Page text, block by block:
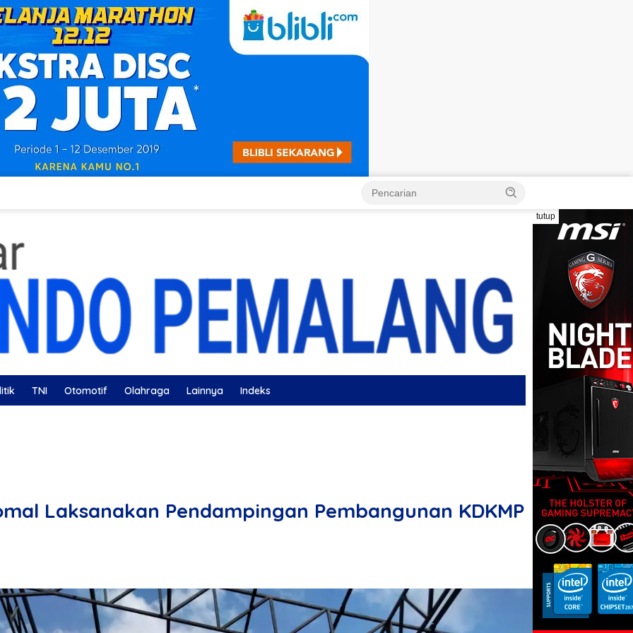
tutup
TNI Otomotif Olahraga Lainnya Indeks
Laksanakan Pendampingan Pembangunan KDKMP